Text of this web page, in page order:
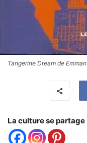
Tangerine Dream de
La culture se partage